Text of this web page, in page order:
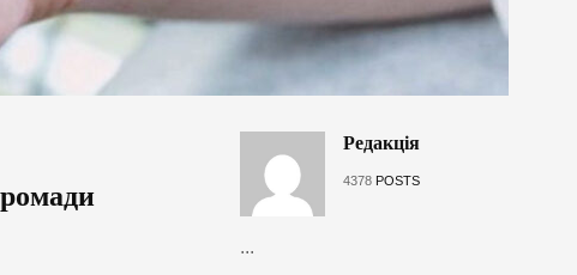
Редакція
4378 POSTS
...